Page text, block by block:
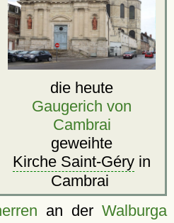
die heute
Gaugerich von
Cambrai
geweihte
Kirche Saint-Géry in
Cambrai
an der Walburga